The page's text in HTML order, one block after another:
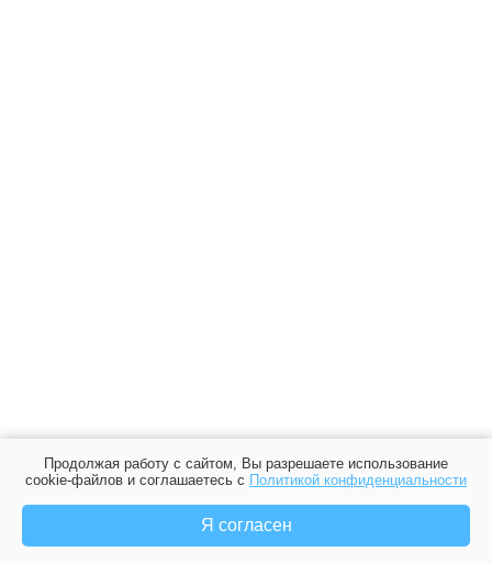
Продолжая работу с сайтом, Вы разрешаете использование
cookie-файлов и соглашаетесь с Политикой конфиденциальности
Я согласен